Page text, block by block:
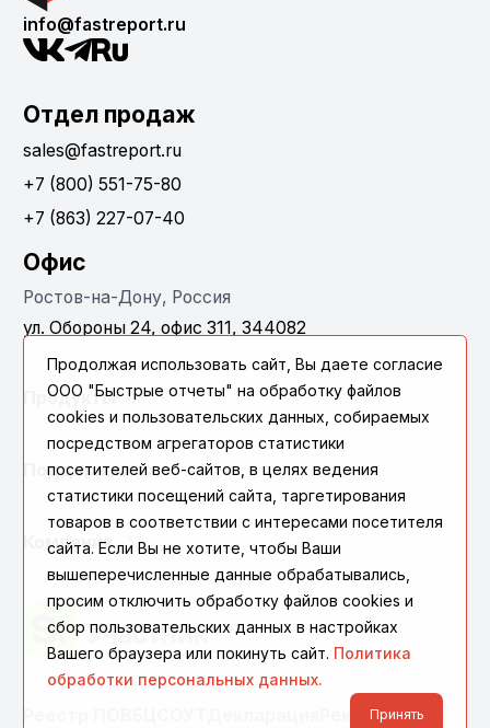
info@fastreport.ru
Отдел продаж
sales@fastreport.ru
+7 (800) 551-75-80
+7 (863) 227-07-40
Офис
Ростов-на-Дону, Россия
ул. Обороны 24, офис 311, 344082
Продукты
Поддержка
Компания
Реквизиты
Продолжая использовать сайт, Вы даете согласие
ООО "Быстрые отчеты" на обработку файлов
cookies и пользовательских данных, собираемых
посредством агрегаторов статистики
посетителей веб-сайтов, в целях ведения
статистики посещений сайта, таргетирования
товаров в соответствии с интересами посетителя
сайта. Если Вы не хотите, чтобы Ваши
вышеперечисленные данные обрабатывались,
просим отключить обработку файлов cookies и
сбор пользовательских данных в настройках
Вашего браузера или покинуть сайт. Политика
обработки персональных данных.
Принять